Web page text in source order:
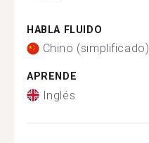
HABLA FLUIDO
Chino (simplificado)
APRENDE
Inglés